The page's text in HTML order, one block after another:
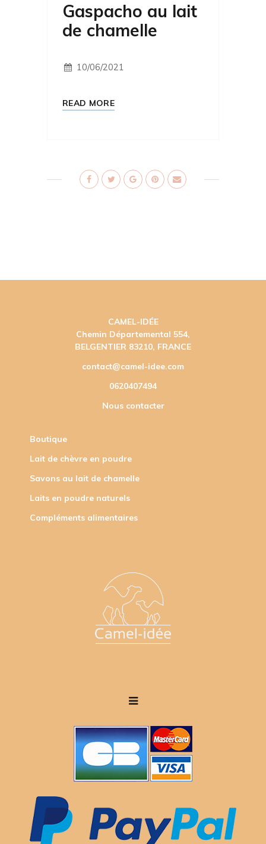
Gaspacho au lait
de chamelle
10/06/2021
READ MORE
CAMEL-IDÉE
Chemin Départemental 554,
BELGENTIER 83210, FRANCE
contact@camel-idee.com
0620407494
Nous contacter
Boutique
Lait de chèvre en poudre
Savons au lait de chamelle
Laits en poudre naturels
Compléments alimentaires